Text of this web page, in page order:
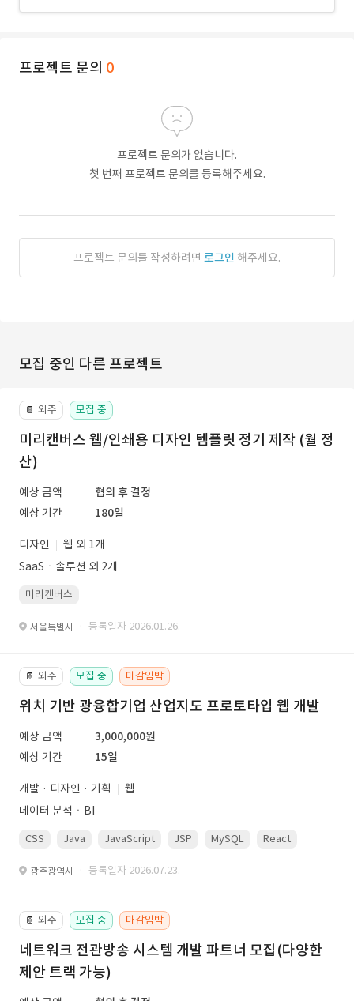
프로젝트 문의 0
프로젝트 문의가 없습니다.
첫 번째 프로젝트 문의를 등록해주세요.
프로젝트 문의를 작성하려면 로그인 해주세요.
모집 중인 다른 프로젝트
📔 외주 모집 중
미리캔버스 웹/인쇄용 디자인 템플릿 정기 제작 (월 정
산)
예상 금액
협의 후 결정
예상 기간
180일
디자인
웹 외 1개
SaaSㆍ솔루션 외 2개
미리캔버스
서울특별시 · 등록일자 2026.01.26.
📔 외주 모집 중 마감임박
위치 기반 광융합기업 산업지도 프로토타입 웹 개발
예상 금액
3,000,000원
예상 기간
15일
개발 · 디자인 · 기획
웹
데이터 분석ㆍBI
CSS Java JavaScript JSP MySQL React
광주광역시 · 등록일자 2026.07.23.
📔 외주 모집 중 마감임박
네트워크 전관방송 시스템 개발 파트너 모집(다양한
제안 트랙 가능)